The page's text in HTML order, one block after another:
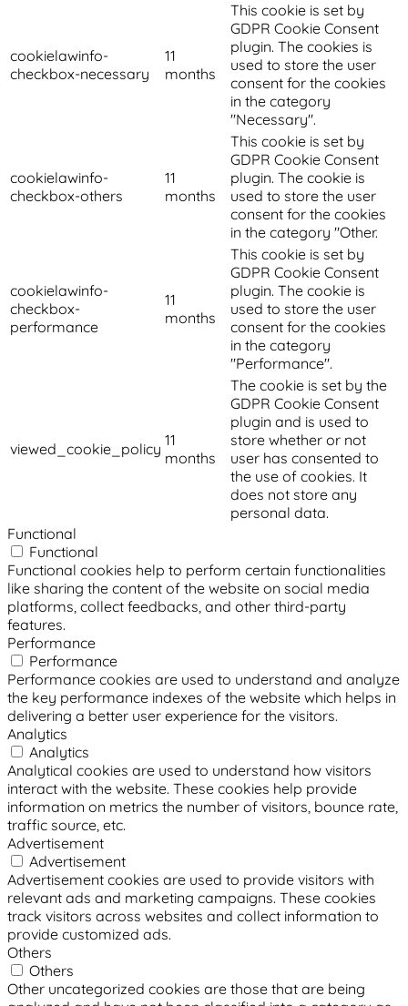
cookielawinfo-
checkbox-necessary
11
months
This cookie is set by
GDPR Cookie Consent
plugin. The cookies is
used to store the user
consent for the cookies
in the category
"Necessary".
cookielawinfo-
checkbox-others
11
months
This cookie is set by
GDPR Cookie Consent
plugin. The cookie is
used to store the user
consent for the cookies
in the category "Other.
cookielawinfo-
checkbox-
performance
11
months
This cookie is set by
GDPR Cookie Consent
plugin. The cookie is
used to store the user
consent for the cookies
in the category
"Performance".
viewed_cookie_policy 11
months
The cookie is set by the
GDPR Cookie Consent
plugin and is used to
store whether or not
user has consented to
the use of cookies. It
does not store any
personal data.
Functional
Functional
Functional cookies help to perform certain functionalities
like sharing the content of the website on social media
platforms, collect feedbacks, and other third-party
features.
Performance
Performance
Performance cookies are used to understand and analyze
the key performance indexes of the website which helps in
delivering a better user experience for the visitors.
Analytics
Analytics
Analytical cookies are used to understand how visitors
interact with the website. These cookies help provide
information on metrics the number of visitors, bounce rate,
traffic source, etc.
Advertisement
Advertisement
Advertisement cookies are used to provide visitors with
relevant ads and marketing campaigns. These cookies
track visitors across websites and collect information to
provide customized ads.
Others
Others
Other uncategorized cookies are those that are being